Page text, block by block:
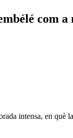
com
intensa, en què